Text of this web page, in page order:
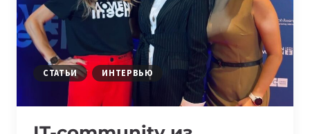
СТАТЬИ ИНТЕРВЬЮ